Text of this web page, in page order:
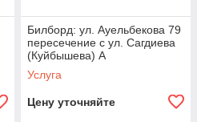
Билборд: ул. Ауельбекова 79
пересечение с ул. Сагдиева
(Куйбышева) А
Услуга
Цену уточняйте